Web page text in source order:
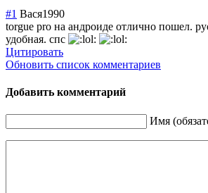
#1 Вася1990
torgue pro на андроиде отлично пошел.
удобная. спс
Цитировать
Обновить список комментариев
Добавить комментарий
Имя